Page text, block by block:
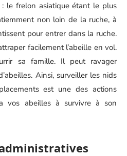
: le frelon asiatique étant le plus
non loin de la ruche, à
pour entrer dans la ruche.
facilement l’abeille en vol.
sa famille. Il peut ravager
Ainsi, surveiller les nids
est une des actions
vos abeilles à survivre à son